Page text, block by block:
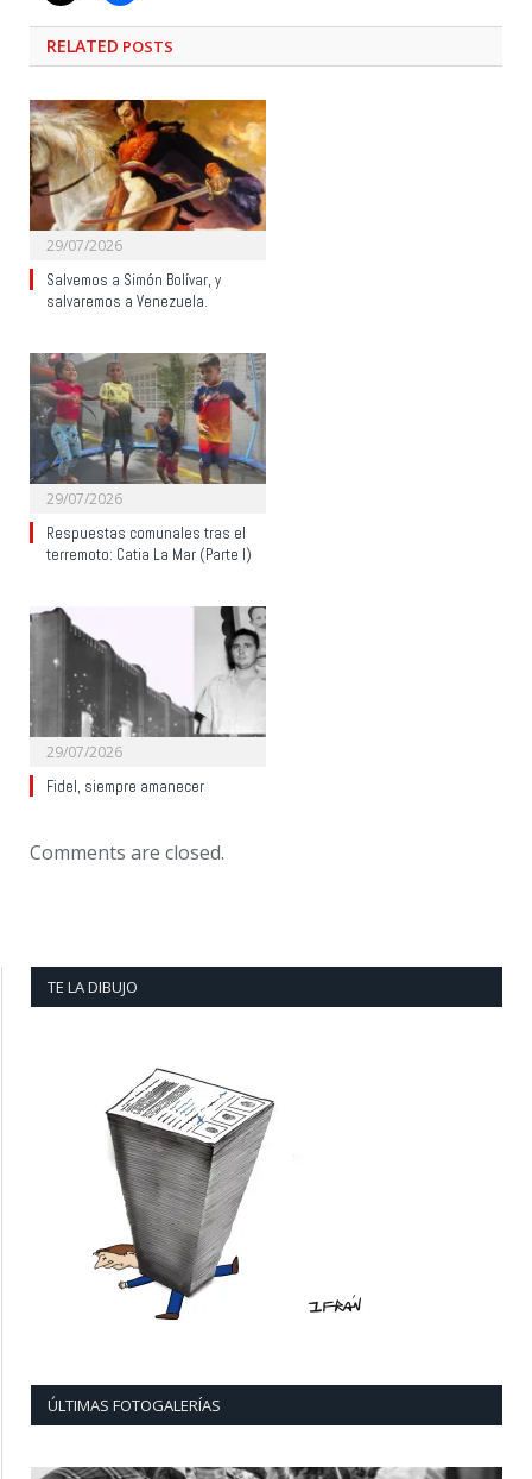
RELATED POSTS
29/07/2026
Salvemos a Simón Bolívar, y
salvaremos a Venezuela.
29/07/2026
Respuestas comunales tras el
terremoto: Catia La Mar (Parte I)
29/07/2026
Fidel, siempre amanecer
Comments are closed.
TE LA DIBUJO
ÚLTIMAS FOTOGALERÍAS